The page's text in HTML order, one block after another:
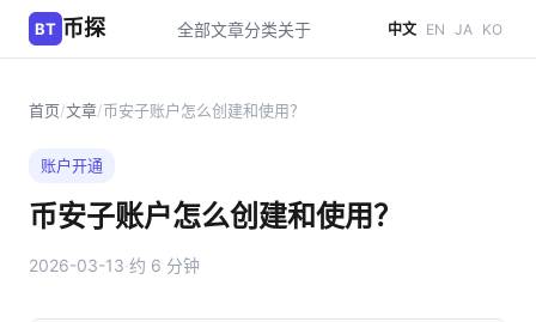
BT 币探 全部文章分类关于 中文 EN JA KO
首页/文章/币安子账户怎么创建和使用？
账户开通
币安子账户怎么创建和使用？
2026-03-13·约 6 分钟